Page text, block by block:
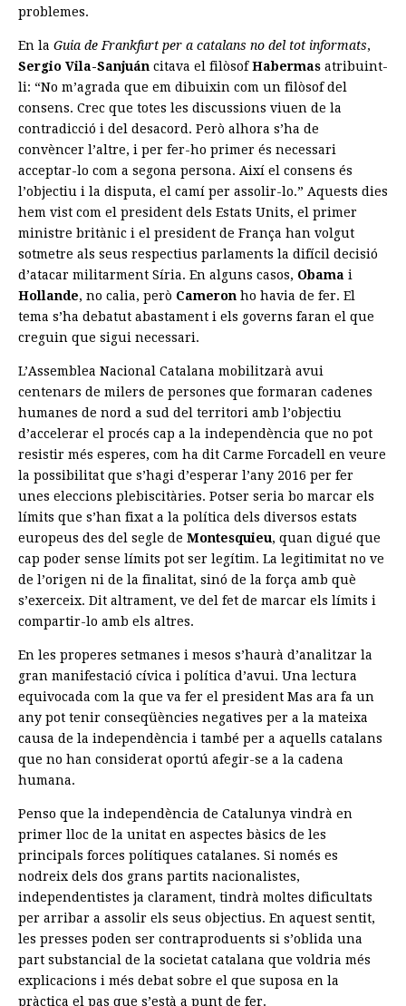
problemes.
En la Guia de Frankfurt per a catalans no del tot informats,
Sergio Vila-Sanjuán citava el filòsofHabermas atribuint-
li: “No m’agrada que em dibuixin com un filòsof del
consens. Crec que totes les discussions viuen de la
contradicció i del desacord. Però alhora s’ha de
convèncer l’altre, i per fer-ho primer és necessari
acceptar-lo com a segona persona. Així el consens és
l’objectiu i la disputa, el camí per assolir-lo.” Aquests dies
hem vist com el president dels Estats Units, el primer
ministre britànic i el president de França han volgut
sotmetre als seus respectius parlaments la difícil decisió
d’atacar militarment Síria. En alguns casos, Obama i
Hollande, no calia, però Cameron ho havia de fer. El
tema s’ha debatut abastament i els governs faran el que
creguin que sigui necessari.
L’Assemblea Nacional Catalana mobilitzarà avui
centenars de milers de persones que formaran cadenes
humanes de nord a sud del territori amb l’objectiu
d’accelerar el procés cap a la independència que no pot
resistir més esperes, com ha dit Carme Forcadell en veure
la possibilitat que s’hagi d’esperar l’any 2016 per fer
unes eleccions plebiscitàries. Potser seria bo marcar els
límits que s’han fixat a la política dels diversos estats
europeus des del segle de Montesquieu, quan digué que
cap poder sense límits pot ser legítim. La legitimitat no ve
de l’origen ni de la finalitat, sinó de la força amb què
s’exerceix. Dit altrament, ve del fet de marcar els límits i
compartir-lo amb els altres.
En les properes setmanes i mesos s’haurà d’analitzar la
gran manifestació cívica i política d’avui. Una lectura
equivocada com la que va fer el president Mas ara fa un
any pot tenir conseqüències negatives per a la mateixa
causa de la independència i també per a aquells catalans
que no han considerat oportú afegir-se a la cadena
humana.
Penso que la independència de Catalunya vindrà en
primer lloc de la unitat en aspectes bàsics de les
principals forces polítiques catalanes. Si només es
nodreix dels dos grans partits nacionalistes,
independentistes ja clarament, tindrà moltes dificultats
per arribar a assolir els seus objectius. En aquest sentit,
les presses poden ser contraproduents si s’oblida una
part substancial de la societat catalana que voldria més
explicacions i més debat sobre el que suposa en la
pràctica el pas que s’està a punt de fer.